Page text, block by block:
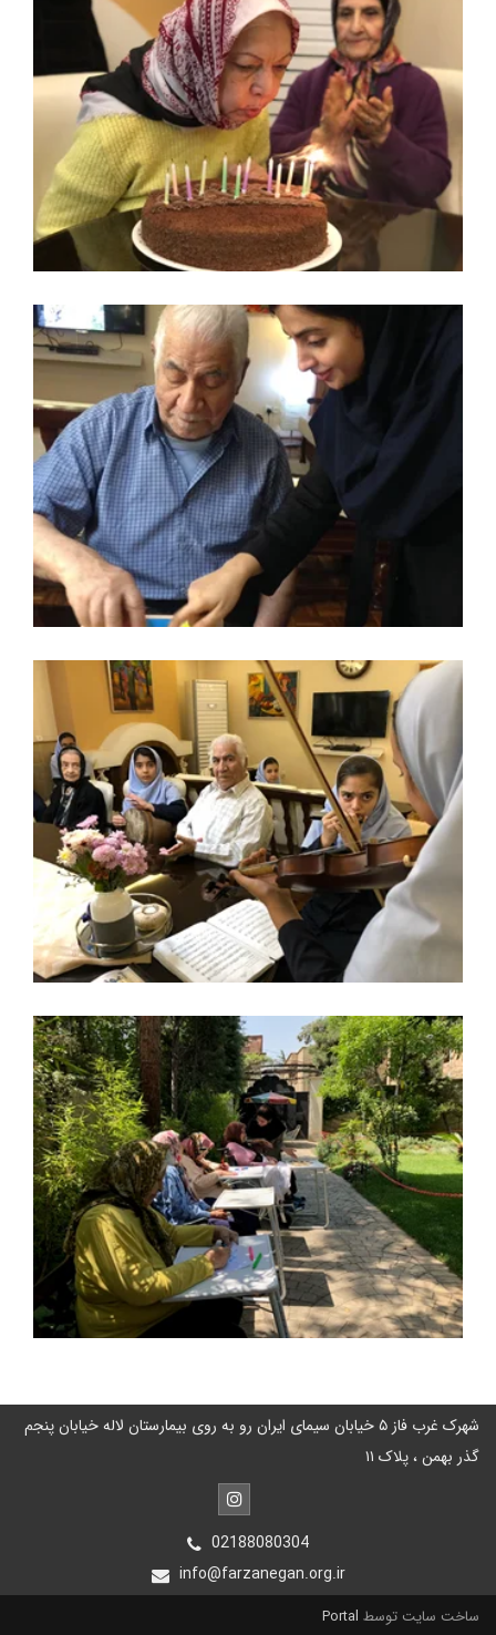
شهرک غرب فاز ۵ خیابان سیمای ایران رو به روی بیمارستان لاله خیابان پنجم
گذر بهمن ، پلاک ۱۱
02188080304
info@farzanegan.org.ir
ساخت سایت توسط Portal